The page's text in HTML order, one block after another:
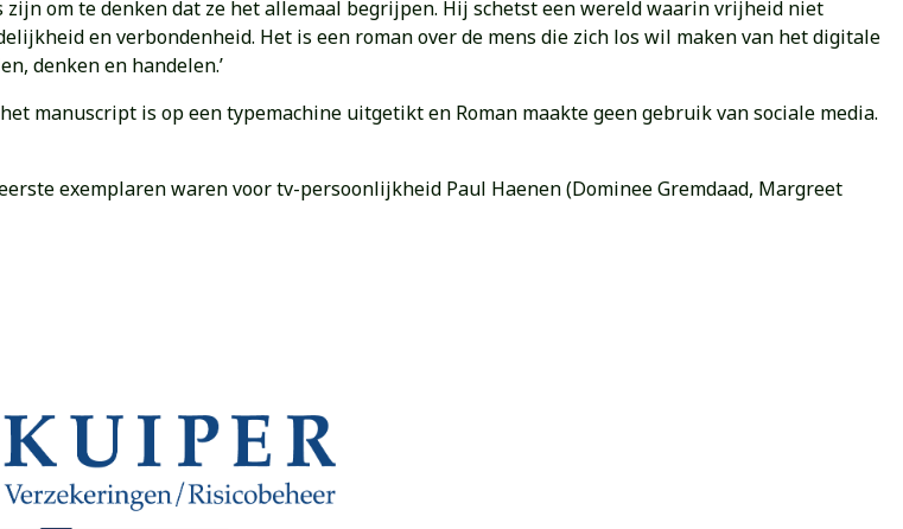
om te denken dat ze het allemaal begrijpen. Hij schetst een wereld waarin vrijheid niet
en verbondenheid. Het is een roman over de mens die zich los wil maken van het digitale
denken en handelen.’
manuscript is op een typemachine uitgetikt en Roman maakte geen gebruik van sociale media.
exemplaren waren voor tv-persoonlijkheid Paul Haenen (Dominee Gremdaad, Margreet